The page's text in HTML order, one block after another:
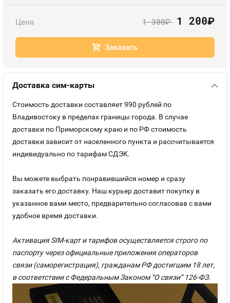
Контакты
Цена 1 300руб. 1 200руб.
Заказать
Доставка сим-карты
Стоимость доставки составляет 990 рублей по
Владивостоку в пределах границы города. В случае
доставки по Приморскому краю и по РФ стоимость
доставки зависит от населенного пункта и рассчитывается
индивидуально по тарифам СДЭК.
Вы можете выбрать понравившийся номер и сразу
заказать его доставку. Наш курьер доставит покупку в
указанное вами место, предварительно согласовав с вами
удобное время доставки.
Активация SIM-карт и тарифов осуществляется строго по
паспорту через официальные приложения операторов
связи (саморегистрация), гражданам РФ достигшим 18 лет,
в соответствии с Федеральным Законом “О связи” 126-ФЗ.